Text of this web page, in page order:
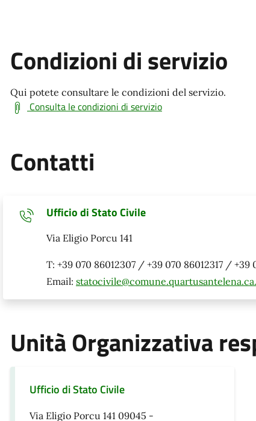
Condizioni di servizio
Qui potete consultare le condizioni del servizio.
Consulta le condizioni di servizio
Contatti
Ufficio di Stato Civile
Via Eligio Porcu 141
T: +39 070 86012307 / +39 070 86012317 / +39
Email:
Unità Organizzativa
Ufficio di Stato Civile
Via Eligio Porcu 141 09045 -